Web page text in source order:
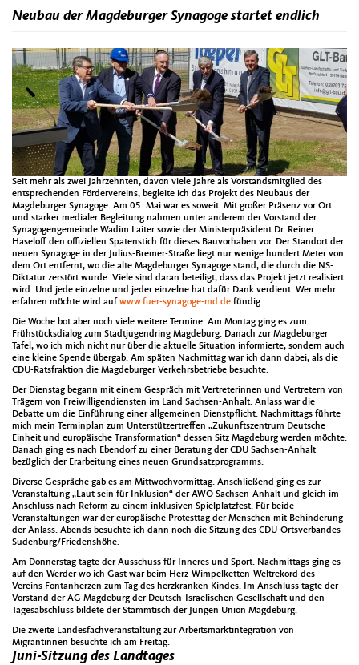
Neubau der Magdeburger Synagoge startet endlich
Seit mehr als zwei Jahrzehnten, davon viele Jahre als Vorstandsmitglied des
entsprechenden Fördervereins, begleite ich das Projekt des Neubaus der
Magdeburger Synagoge. Am 05. Mai war es soweit. Mit großer Präsenz vor Ort
und starker medialer Begleitung nahmen unter anderem der Vorstand der
Synagogengemeinde Wadim Laiter sowie der Ministerpräsident Dr. Reiner
Haseloff den offiziellen Spatenstich für dieses Bauvorhaben vor. Der Standort der
neuen Synagoge in der Julius-Bremer-Straße liegt nur wenige hundert Meter von
dem Ort entfernt, wo die alte Magdeburger Synagoge stand, die durch die NS-
Diktatur zerstört wurde. Viele sind daran beteiligt, dass das Projekt jetzt realisiert
wird. Und jede einzelne und jeder einzelne hat dafür Dank verdient. Wer mehr
erfahren möchte wird auf www.fuer-synagoge-md.de fündig.
Die Woche bot aber noch viele weitere Termine. Am Montag ging es zum
Frühstücksdialog zum Stadtjugendring Magdeburg. Danach zur Magdeburger
Tafel, wo ich mich nicht nur über die aktuelle Situation informierte, sondern auch
eine kleine Spende übergab. Am späten Nachmittag war ich dann dabei, als die
CDU-Ratsfraktion die Magdeburger Verkehrsbetriebe besuchte.
Der Dienstag begann mit einem Gespräch mit Vertreterinnen und Vertretern von
Trägern von Freiwilligendiensten im Land Sachsen-Anhalt. Anlass war die
Debatte um die Einführung einer allgemeinen Dienstpflicht. Nachmittags führte
mich mein Terminplan zum Unterstützertreffen „Zukunftszentrum Deutsche
Einheit und europäische Transformation“ dessen Sitz Magdeburg werden möchte.
Danach ging es nach Ebendorf zu einer Beratung der CDU Sachsen-Anhalt
bezüglich der Erarbeitung eines neuen Grundsatzprogramms.
Diverse Gespräche gab es am Mittwochvormittag. Anschließend ging es zur
Veranstaltung „Laut sein für Inklusion“ der AWO Sachsen-Anhalt und gleich im
Anschluss nach Reform zu einem inklusiven Spielplatzfest. Für beide
Veranstaltungen war der europäische Protesttag der Menschen mit Behinderung
der Anlass. Abends besuchte ich dann noch die Sitzung des CDU-Ortsverbandes
Sudenburg/Friedenshöhe.
Am Donnerstag tagte der Ausschuss für Inneres und Sport. Nachmittags ging es
auf den Werder wo ich Gast war beim Herz-Wimpelketten-Weltrekord des
Vereins Fontanherzen zum Tag des herzkranken Kindes. Im Anschluss tagte der
Vorstand der AG Magdeburg der Deutsch-Israelischen Gesellschaft und den
Tagesabschluss bildete der Stammtisch der Jungen Union Magdeburg.
Die zweite Landesfachveranstaltung zur Arbeitsmarktintegration von
Migrantinnen besuchte ich am Freitag.
Juni-Sitzung des Landtages